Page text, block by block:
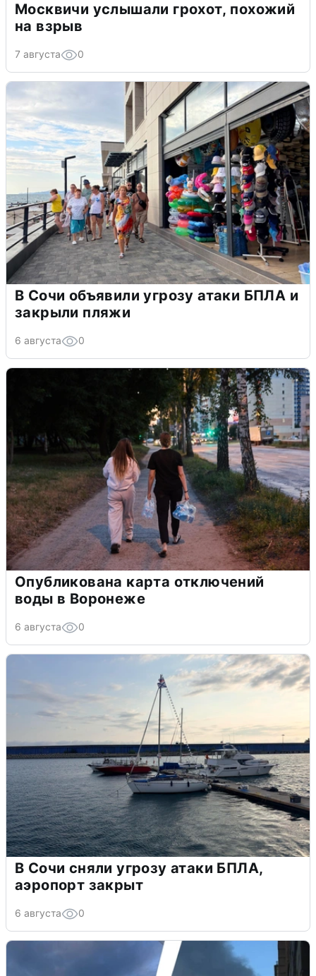
Москвичи услышали грохот, похожий
на взрыв
7 августа 0
В Сочи объявили угрозу атаки БПЛА и
закрыли пляжи
6 августа 0
Опубликована карта отключений
воды в Воронеже
6 августа 0
В Сочи сняли угрозу атаки БПЛА,
аэропорт закрыт
6 августа 0